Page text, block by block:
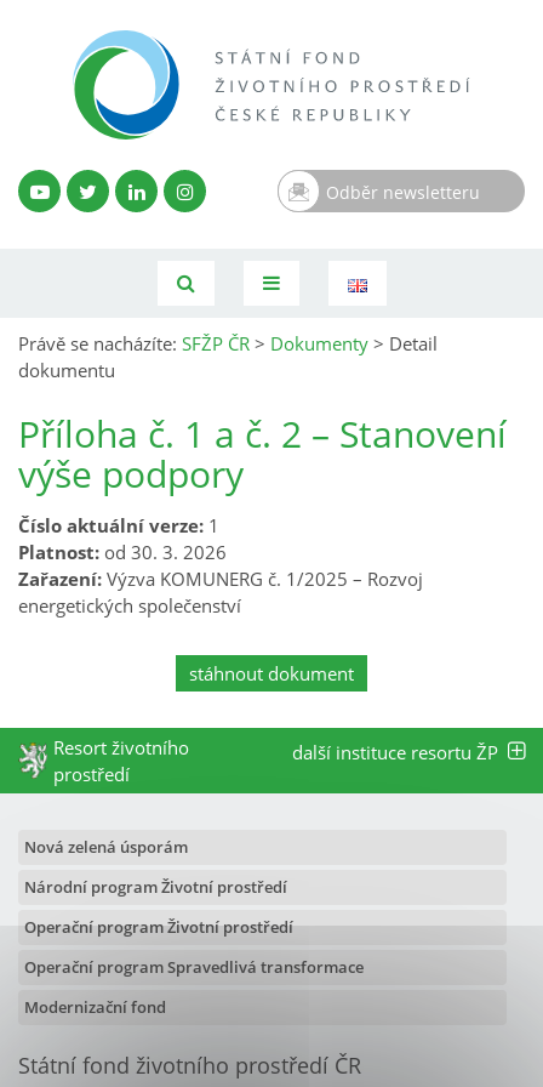
Odběr newsletteru
Právě se nacházíte: SFŽP ČR > Dokumenty > Detail
dokumentu
Příloha č. 1 a č. 2 – Stanovení
výše podpory
Číslo aktuální verze: 1
Platnost: od 30. 3. 2026
Zařazení: Výzva KOMUNERG č. 1/2025 – Rozvoj
energetických společenství
stáhnout dokument
Resort životního
prostředí
další instituce resortu ŽP
Nová zelená úsporám
Národní program Životní prostředí
Operační program Životní prostředí
Operační program Spravedlivá transformace
Modernizační fond
Státní fond životního prostředí ČR